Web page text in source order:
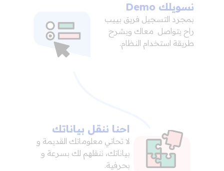
نسويلك Demo
بمجرد التسجيل فريق بييب
راح يتواصل معاك ويشرح
طريقة استخدام النظام.
احنا ننقل بياناتك
لا تحاتي معلوماتك القديمة و
بياناتك، ننقلهم لك بسرعة و
بحرفية.